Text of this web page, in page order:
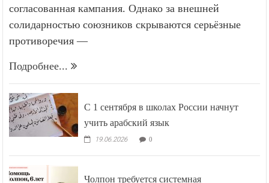
согласованная кампания. Однако за внешней
солидарностью союзников скрываются серьёзные
противоречия —
Подробнее...
С 1 сентября в школах России начнут
учить арабский язык
19.06.2026 0
Чолпон требуется системная